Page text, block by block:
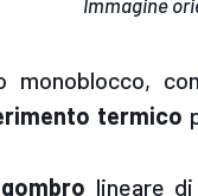
monoblocco,
termico
lineare